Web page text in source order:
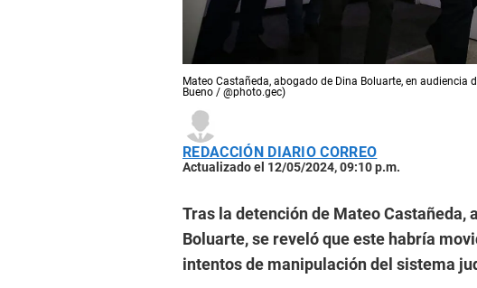
Mateo Castañeda, abogado de Dina Boluarte, en
Bueno / @photo.gec)
REDACCIÓN DIARIO CORREO
Actualizado el 12/05/2024, 09:10 p.m.
Tras la detención de Mateo Castañeda,
Boluarte, se reveló que este habría
intentos de manipulación del sistema